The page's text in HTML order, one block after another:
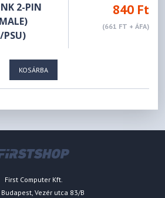
2-PIN
PSU)
840 Ft
(661 FT + ÁFA)
KOSÁRBA
First Computer Kft.
Vezér utca 83/B